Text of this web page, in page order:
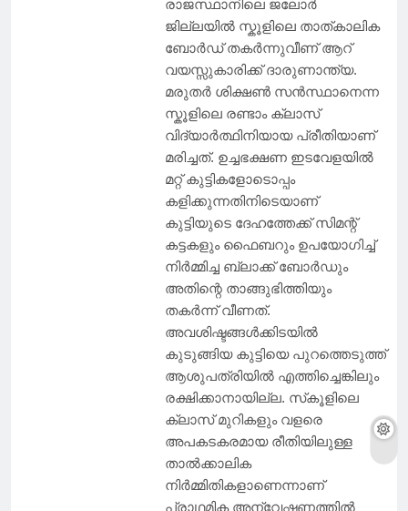
രാജസ്ഥാനിലെ ജലോർ
ജില്ലയിൽ സ്കൂളിലെ താത്കാലിക
ബോർഡ് തകർന്നുവീണ് ആറ്
വയസ്സുകാരിക്ക് ദാരുണാന്ത്യ.
മരുതർ ശിക്ഷൺ സൻസ്ഥാനെന്ന
സ്കൂളിലെ രണ്ടാം ക്ലാസ്
വിദ്യാർത്ഥിനിയായ പ്രീതിയാണ്
മരിച്ചത്. ഉച്ചഭക്ഷണ ഇടവേളയിൽ
മറ്റ് കുട്ടികളോടൊപ്പം
കളിക്കുന്നതിനിടെയാണ്
കുട്ടിയുടെ ദേഹത്തേക്ക് സിമന്റ്
കട്ടകളും ഫൈബറും ഉപയോഗിച്ച്
നിർമ്മിച്ച ബ്ലാക്ക് ബോർഡും
അതിന്റെ താങ്ങുഭിത്തിയും
തകർന്ന് വീണത്.
അവശിഷ്ടങ്ങൾക്കിടയിൽ
കുടുങ്ങിയ കുട്ടിയെ പുറത്തെടുത്ത്
ആശുപത്രിയിൽ എത്തിച്ചെങ്കിലും
രക്ഷിക്കാനായില്ല. സ്‌കൂളിലെ
ക്ലാസ് മുറികളും വളരെ
അപകടകരമായ രീതിയിലുള്ള
താൽക്കാലിക
നിർമ്മിതികളാണെന്നാണ്
പ്രാഥമിക അന്വേഷണത്തിൽ